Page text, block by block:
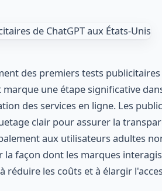
des premiers tests
marque une étape significative
des services en ligne. Les
clair pour assurer la
aux utilisateurs adultes
façon dont les marques
les coûts et à élargir